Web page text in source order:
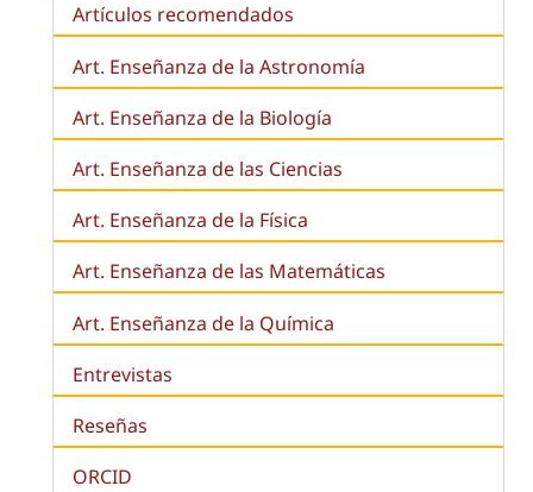
Artículos recomendados
Art. Enseñanza de la Astronomía
Art. Enseñanza de la Biología
Art. Enseñanza de las Ciencias
Art. Enseñanza de la Física
Art. Enseñanza de las Matemáticas
Art. Enseñanza de la Química
Entrevistas
Reseñas
ORCID